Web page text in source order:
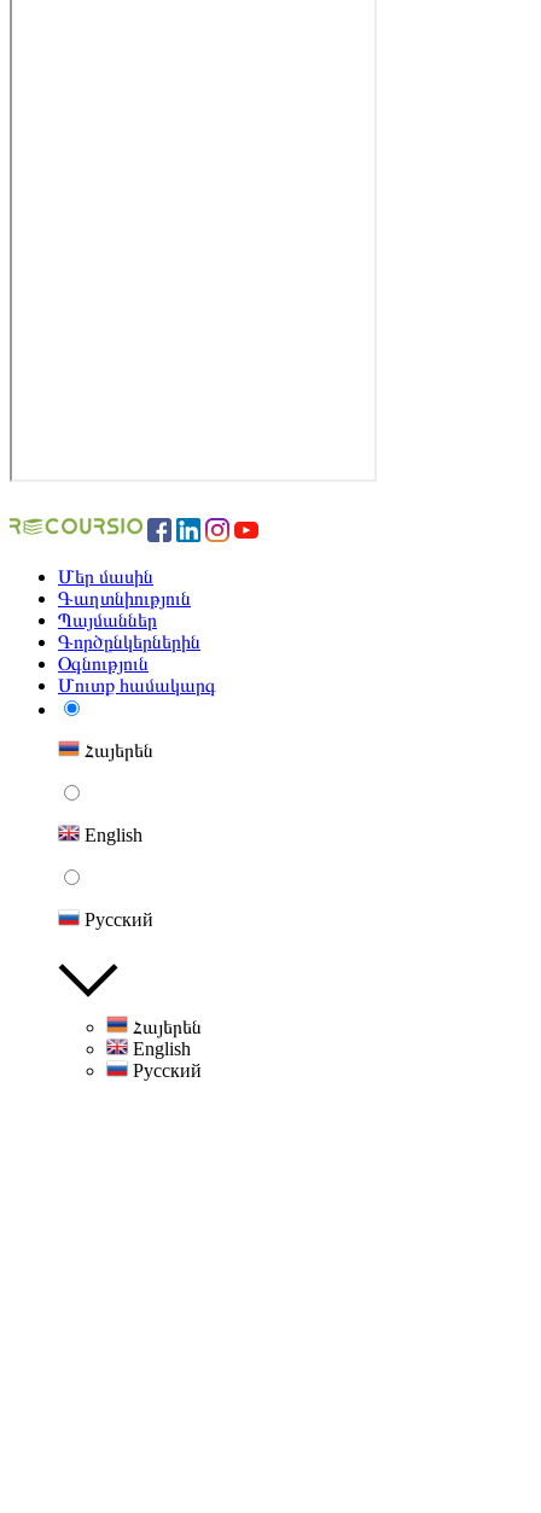
Մեր մասին
Գաղտնիություն
Պայմաններ
Գործընկերներին
Օգնություն
Մուտք համակարգ
Հայերեն
English
Русский
Հայերեն
English
Русский